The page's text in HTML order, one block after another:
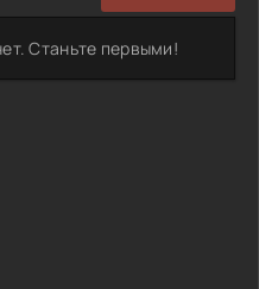
Станьте первыми!